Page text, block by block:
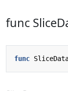
func
func